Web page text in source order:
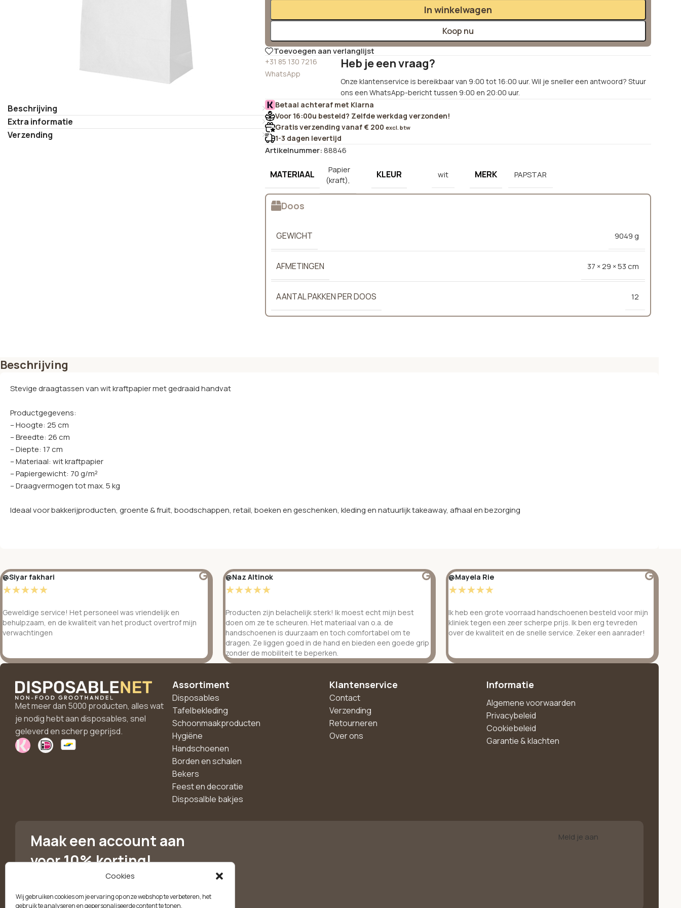
Cookies
Wij gebruiken cookies om je ervaring op onze webshop te verbeteren, het
gebruik te analyseren en gepersonaliseerde content te tonen.
Beschrijving
Extra informatie
Verzending
In winkelwagen
Koop nu
Toevoegen aan verlanglijst
+31 85 130 7216
WhatsApp
Heb je een vraag?
Onze klantenservice is bereikbaar van 9:00 tot 16:00 uur. Wil je sneller een antwoord? Stuur
ons een WhatsApp-bericht tussen 9:00 en 20:00 uur.
Betaal achteraf met Klarna
Voor 16:00u besteld? Zelfde werkdag verzonden!
Gratis verzending vanaf € 200 excl. btw
1-3 dagen levertijd
Artikelnummer:88846
MATERIAAL
Papier
(kraft),
KLEUR wit MERK PAPSTAR
Doos
GEWICHT 9049 g
AFMETINGEN 37 × 29 × 53 cm
AANTAL PAKKEN PER DOOS 12
Beschrijving
Stevige draagtassen van wit kraftpapier met gedraaid handvat
Productgegevens:
– Hoogte: 25 cm
– Breedte: 26 cm
– Diepte: 17 cm
– Materiaal: wit kraftpapier
– Papiergewicht: 70 g/m²
– Draagvermogen tot max. 5 kg
Ideaal voor bakkerijproducten, groente & fruit, boodschappen, retail, boeken en geschenken, kleding en natuurlijk takeaway, afhaal en bezorging
@Siyar fakhari
☆☆☆☆☆
Geweldige service! Het personeel was vriendelijk en
behulpzaam, en de kwaliteit van het product overtrof mijn
verwachtingen
@Naz Altinok
☆☆☆☆☆
Producten zijn belachelijk sterk! Ik moest echt mijn best
doen om ze te scheuren. Het materiaal van o.a. de
handschoenen is duurzaam en toch comfortabel om te
dragen. Ze liggen goed in de hand en bieden een goede grip
zonder de mobiliteit te beperken.
@Mayela Rie
☆☆☆☆☆
Ik heb een grote voorraad handschoenen besteld voor mijn
kliniek tegen een zeer scherpe prijs. Ik ben erg tevreden
over de kwaliteit en de snelle service. Zeker een aanrader!
Met meer dan 5000 producten, alles wat
je nodig hebt aan disposables, snel
geleverd en scherp geprijsd.
Assortiment
Disposables
Tafelbekleding
Schoonmaakproducten
Hygiëne
Handschoenen
Borden en schalen
Bekers
Feest en decoratie
Disposalble bakjes
Klantenservice
Contact
Verzending
Retourneren
Over ons
Informatie
Algemene voorwaarden
Privacybeleid
Cookiebeleid
Garantie & klachten
Maak een account aan
voor 10% korting!
Blijf als eerste op de hoogte van exclusieve
aanbiedingen, nieuwe producten en handige tips.
Meld je aan